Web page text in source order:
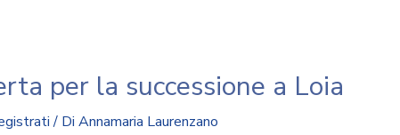
per la successione a Loia
/ Di Annamaria Laurenzano